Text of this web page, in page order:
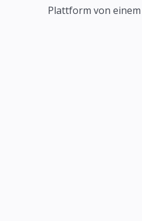
Plattform von